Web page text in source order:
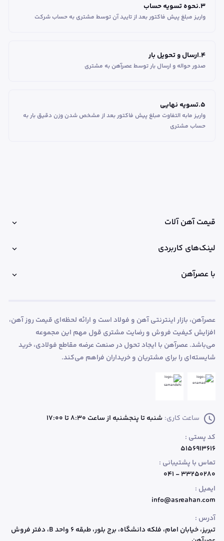
3
.نحوه تسویه حساب
واریز مبلغ پیش فاکتور بعد از تایید آن توسط مشتری به حساب شرکت
4
.ارسال و تحویل بار
صدور حواله و ارسال بار توسط عصرآهن به مشتری
5
.تسویه نهایی
واریز مابه التفاوت مبلغ پیش فاکتور بعد از مشخص شدن وزن دقیق بار به
حساب مشتری
قیمت آهن آلات
لینک‌های کاربردی
با عصرآهن
عصرآهن، بازار اینترنتی آهن و فولاد است و ارائه لحظه‌ای قیمت روز آهن،
افزایش کیفیت فروش و رضایت مشتری قول مهم این مجموعه
می‌باشد. عصرآهن با ایجاد تحول در صنعت عرضه مقاطع فولادی، خرید
شایسته‌ای را برای مشتریان و خریداران فراهم می‌کند.
ساعت کاری: شنبه تا پنجشنبه از ساعت 8:30 تا 17:00
کد پستی :
۵۱۵۶۹۱۳۶۱۶
تماس با پشتیبانی :
۳۳۲۵۰۲۸۰ - ۰۴۱
ایمیل :
info@asreahan.com
آدرس :
تبریز، خیابان امام، فلکه دانشگاه، برج بلور، طبقه ۶ واحد B
، دفتر فروش